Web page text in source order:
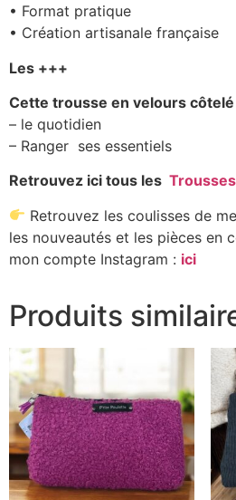
• Format pratique
• Création artisanale française
Les +++
Cette trousse en velours
– le quotidien
– Ranger ses essentiels
Retrouvez ici tous les Trousses
Retrouvez les coulisses de
les nouveautés et les pièces en
mon compte Instagram : ici
Produits